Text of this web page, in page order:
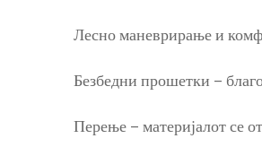
Лесно маневрирање и
Безбедни прошетки –
Перење – материјалот се